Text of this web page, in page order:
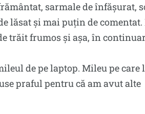
sarmale de înfășurat,
lăsat și mai puțin de
trăit frumos și așa, în
de pe laptop. Mileu pe care
praful pentru că am avut alte